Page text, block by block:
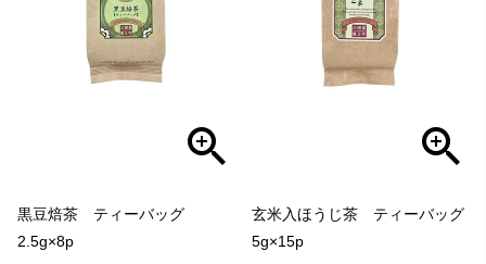
黒豆焙茶 ティーバッグ
2.5g×8p
玄米入ほうじ茶 ティーバッグ
5g×15p